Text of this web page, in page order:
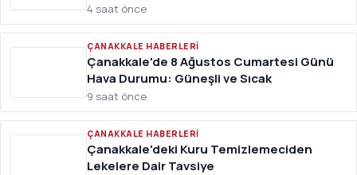
4 saat önce
ÇANAKKALE HABERLERI
Çanakkale'de 8 Ağustos Cumartesi Günü
Hava Durumu: Güneşli ve Sıcak
9 saat önce
ÇANAKKALE HABERLERI
Çanakkale'deki Kuru Temizlemeciden
Lekelere Dair Tavsiye